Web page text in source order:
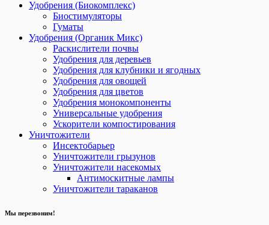
Удобрения (Биокомплекс)
Биостимуляторы
Гуматы
Удобрения (Органик Микс)
Раскислители почвы
Удобрения для деревьев
Удобрения для клубники и ягодных
Удобрения для овощей
Удобрения для цветов
Удобрения монокомпоненты
Универсальные удобрения
Ускорители компостирования
Уничтожители
Инсектобарьер
Уничтожители грызунов
Уничтожители насекомых
Антимоскитные лампы
Уничтожители тараканов
Мы перезвоним!